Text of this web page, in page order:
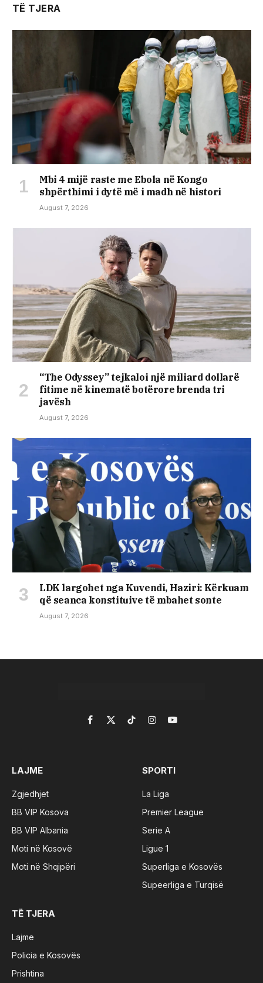
TË TJERA
Mbi 4 mijë raste me Ebola në Kongo
shpërthimi i dytë më i madh në histori
August 7, 2026
“The Odyssey” tejkaloi një miliard dollarë
fitime në kinematë botërore brenda tri
javësh
August 7, 2026
LDK largohet nga Kuvendi, Haziri: Kërkuam
që seanca konstituive të mbahet sonte
August 7, 2026
Facebook
X
TikTokInstagramYouTube
LAJME
Zgjedhjet
BB VIP Kosova
BB VIP Albania
Moti në Kosovë
Moti në Shqipëri
SPORTI
La Liga
Premier League
Serie A
Ligue 1
Superliga e Kosovës
Supeerliga e Turqisë
TË TJERA
Lajme
Policia e Kosovës
Prishtina